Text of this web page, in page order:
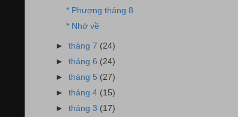
* Phượng tháng 8
* Nhớ về
►tháng 7 (24)
►tháng 6 (24)
►tháng 5 (27)
►tháng 4 (15)
►tháng 3 (17)